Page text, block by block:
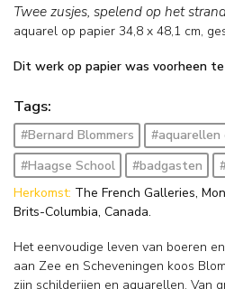
Twee zusjes, spelend op het
aquarel op papier 34,8 x 48,1 cm,
Dit werk op papier was voorheen
Tags:
#Bernard Blommers
#aquarellen
#Haagse School
#badgasten
Herkomst: The French Galleries,
Brits-Columbia, Canada.
Het eenvoudige leven van boeren
aan Zee en Scheveningen koos
zijn schilderijen en aquarellen. Van